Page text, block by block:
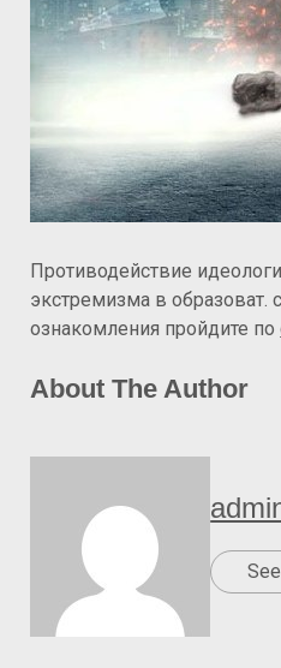
Противодействие
экстремизма в
ознакомления пройдите по
About The Author